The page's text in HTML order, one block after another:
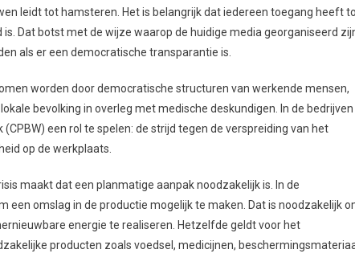
leidt tot hamsteren. Het is belangrijk dat iedereen toegang heeft
Dat botst met de wijze waarop de huidige media georganiseerd
als er een democratische transparantie is.
worden door democratische structuren van werkende mensen,
bevolking in overleg met medische deskundigen. In de bedrijven
een rol te spelen: de strijd tegen de verspreiding van het
op de werkplaats.
maakt dat een planmatige aanpak noodzakelijk is. In de
een omslag in de productie mogelijk te maken. Dat is noodzakelijk
energie te realiseren. Hetzelfde geldt voor het
producten zoals voedsel, medicijnen,